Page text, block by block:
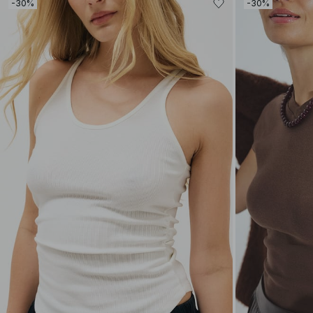
-30% -30%